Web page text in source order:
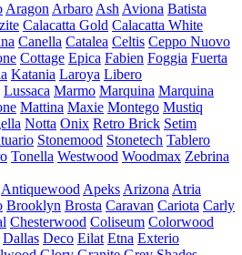
Aragon Arbaro Ash Aviona Batista
Calacatta Gold Calacatta White
Canella Catalea Celtis Ceppo Nuovo
Cottage Epica Fabien Foggia Fuerta
Katania Laroya Libero
Lussaca Marmo Marquina Marquina
Mattina Maxie Montego Mustiq
Notta Onix Retro Brick Setim
Stonemood Stonetech Tablero
Tonella Westwood Woodmax Zebrina
Antiquewood Apeks Arizona Atria
Brooklyn Brosta Caravan Cariota Carly
Chesterwood Coliseum Colorwood
Dallas Deco Eilat Etna Exterio